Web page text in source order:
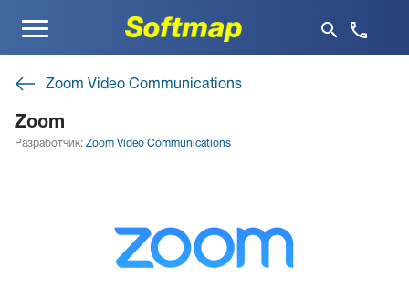
Меню
Zoom Video Communications
Zoom
Разработчик: Zoom Video Communications